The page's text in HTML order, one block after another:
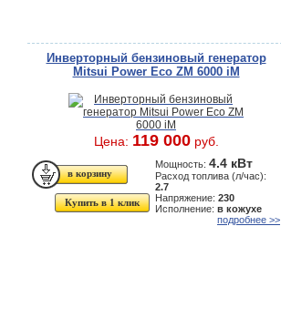
Инверторный бензиновый генератор
Mitsui Power Eco ZM 6000 iM
Цена: 119 000руб.
Купить в 1 клик
Мощность: 4.4 кВт
Расход топлива (л/час):
2.7
Напряжение: 230
Исполнение: в кожухе
подробнее >>